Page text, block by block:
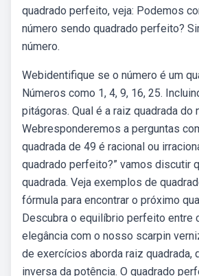
quadrado perfeito, veja: Podemos
número sendo quadrado perfeito?
número.
Webidentifique se o número é um
Números como 1, 4, 9, 16, 25.
pitágoras. Qual é a raiz quadrada do
Webresponderemos a perguntas
quadrada de 49 é racional ou
quadrado perfeito?” vamos discutir
quadrada. Veja exemplos de
fórmula para encontrar o próximo
Descubra o equilíbrio perfeito entre
elegância com o nosso scarpin
de exercícios aborda raiz quadrada,
inversa da potência. O quadrado